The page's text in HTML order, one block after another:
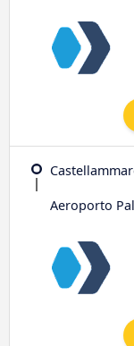
Aeroporto